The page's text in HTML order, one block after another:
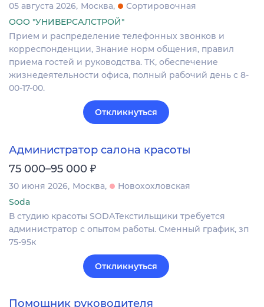
05 августа 2026 Москва
Сортировочная
ООО "УНИВЕРСАЛСТРОЙ"
Прием и распределение телефонных звонков и
корреспонденции, Знание норм общения, правил
приема гостей и руководства. ТК, обеспечение
жизнедеятельности офиса, полный рабочий день с 8-
00-17-00.
Откликнуться
Администратор салона красоты
75 000–95 000 ₽
30 июня 2026 Москва
Новохохловская
Soda
В студию красоты SODAТекстильщики требуется
администратор с опытом работы. Сменный график, зп
75-95к
Откликнуться
Помощник руководителя